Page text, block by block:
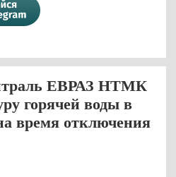
ЕВРАЗ НТМК
горячей воды в
время отключения